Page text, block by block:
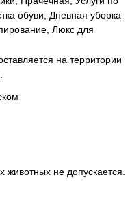
обуви, Дневная уборка
Люкс для
на территории
не допускается.